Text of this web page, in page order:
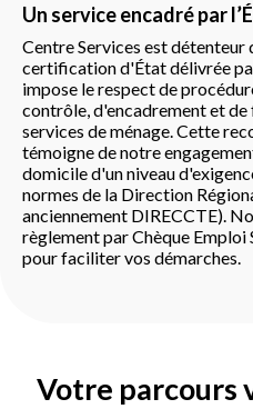
Un service encadré par
Centre Services est détenteur
certification d'État délivrée
impose le respect de
contrôle, d'encadrement et
services de ménage. Cette
témoigne de notre
domicile d'un niveau
normes de la Direction
anciennement DIRECCTE).
règlement par Chèque Emploi
pour faciliter vos démarches.
Votre parcours